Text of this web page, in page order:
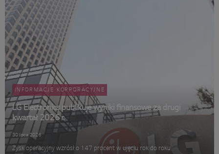
INFORMACJE KORPORACYJNE
LG Electronics publikuje wyniki finansowe za drugi
kwartał 2026 r.
30 lipca 2026
Zysk operacyjny wzrósł o 147 procent w ujęciu rok do roku